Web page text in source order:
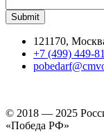
121170,
+7 (499) 449-
© 2018 — 2025
«Победа РФ»